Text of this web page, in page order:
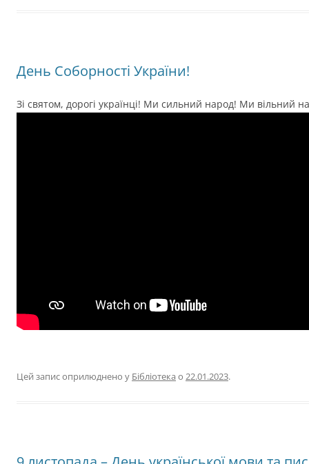
День Соборності України!
Зі святом, дорогі українці! Ми сильний народ! Ми вільний
Цей запис оприлюднено у Бібліотека о 22.01.2023.